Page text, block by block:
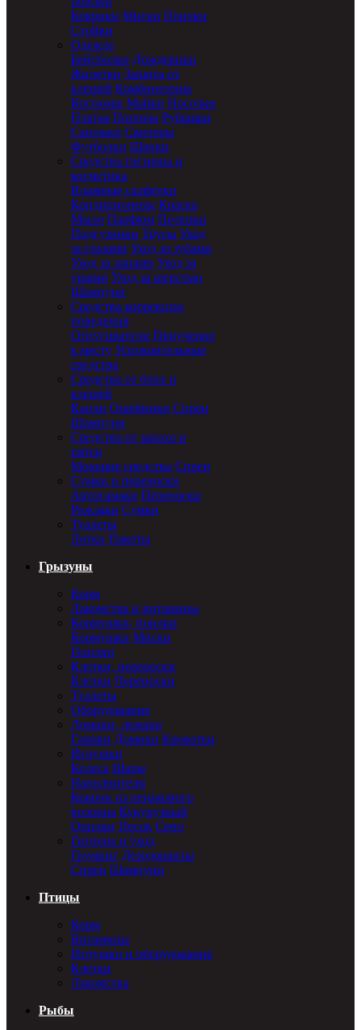
Коврики Миски Поилки
Стойки
Одежда
Бейсболки Дождевики
Жилетки Защита от
клещей Комбинезоны
Костюмы Майки Носочки
Платья Попоны Рубашки
Сапожки Свитеры
Футболки Шапки
Средства гигиены и
косметика
Влажные салфетки
Кондиционеры Краска
Мыло Парфюм Пеленки
Подгузники Трусы Уход
за глазами Уход за зубами
Уход за лапами Уход за
ушами Уход за шерстью
Шампуни
Средства коррекции
поведения
Отпугиватели Приучение
к месту Успокоительные
средства
Средства от блох и
клещей
Капли Ошейники Спреи
Шампуни
Средства от запаха и
пятен
Моющие средства Спреи
Сумки и переноски
Автогамаки Переноски
Рюкзаки Сумки
Туалеты
Лотки Пакеты
Грызуны
Корм
Лакомства и витамины
Кормушки, поилки
Кормушки Миски
Поилки
Клетки, переноски
Клетки Переноски
Туалеты
Оборудование
Домики, лежаки
Гамаки Домики Кроватки
Игрушки
Колеса Шары
Наполнители
Коврик из пенькового
волокна Кукурузный
Опилки Песок Сено
Гигиена и уход
Груминг Дезодоранты
Спреи Шампуни
Птицы
Корм
Витамины
Игрушки и оборудование
Клетки
Лакомства
Рыбы